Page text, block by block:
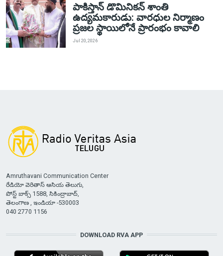
పాకిస్తాన్ డొమినికన్ శాంతి
ఉద్యమకారుడు: వారధుల నిర్మాణం
ప్రజల స్థాయిలోనే ప్రారంభం కావాలి
Jul 20, 2026
Amruthavani Communication Center
రేడియో వెరితాస్ ఆసియ తెలుగు,
పోస్ట్ బాక్స్ 1588, సికింద్రాబాద్,
తెలంగాణ , ఇండియా -530003
040 2770 1156
DOWNLOAD RVA APP